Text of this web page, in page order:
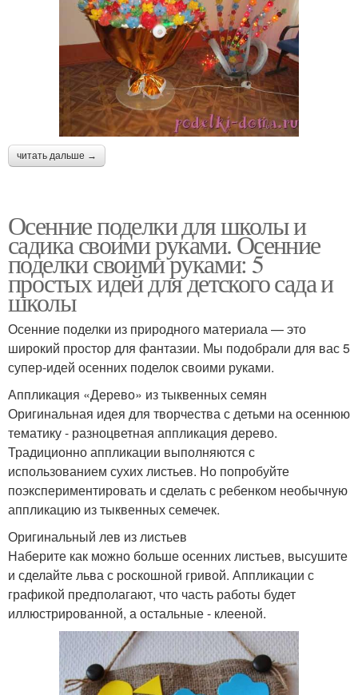
читать дальше →
Осенние поделки для школы и
садика своими руками. Осенние
поделки своими руками: 5
простых идей для детского сада и
школы
Осенние поделки из природного материала — это
широкий простор для фантазии. Мы подобрали для вас 5
супер-идей осенних поделок своими руками.
Аппликация «Дерево» из тыквенных семян
Оригинальная идея для творчества с детьми на осеннюю
тематику - разноцветная аппликация дерево.
Традиционно аппликации выполняются с
использованием сухих листьев. Но попробуйте
поэкспериментировать и сделать с ребенком необычную
аппликацию из тыквенных семечек.
Оригинальный лев из листьев
Наберите как можно больше осенних листьев, высушите
и сделайте льва с роскошной гривой. Аппликации с
графикой предполагают, что часть работы будет
иллюстрированной, а остальные - клееной.